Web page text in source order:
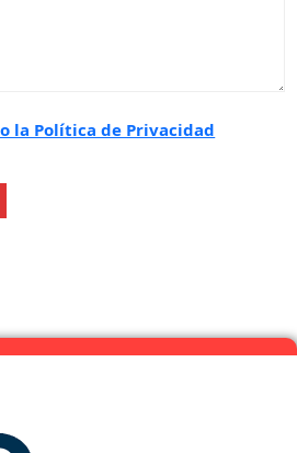
la Política de Privacidad